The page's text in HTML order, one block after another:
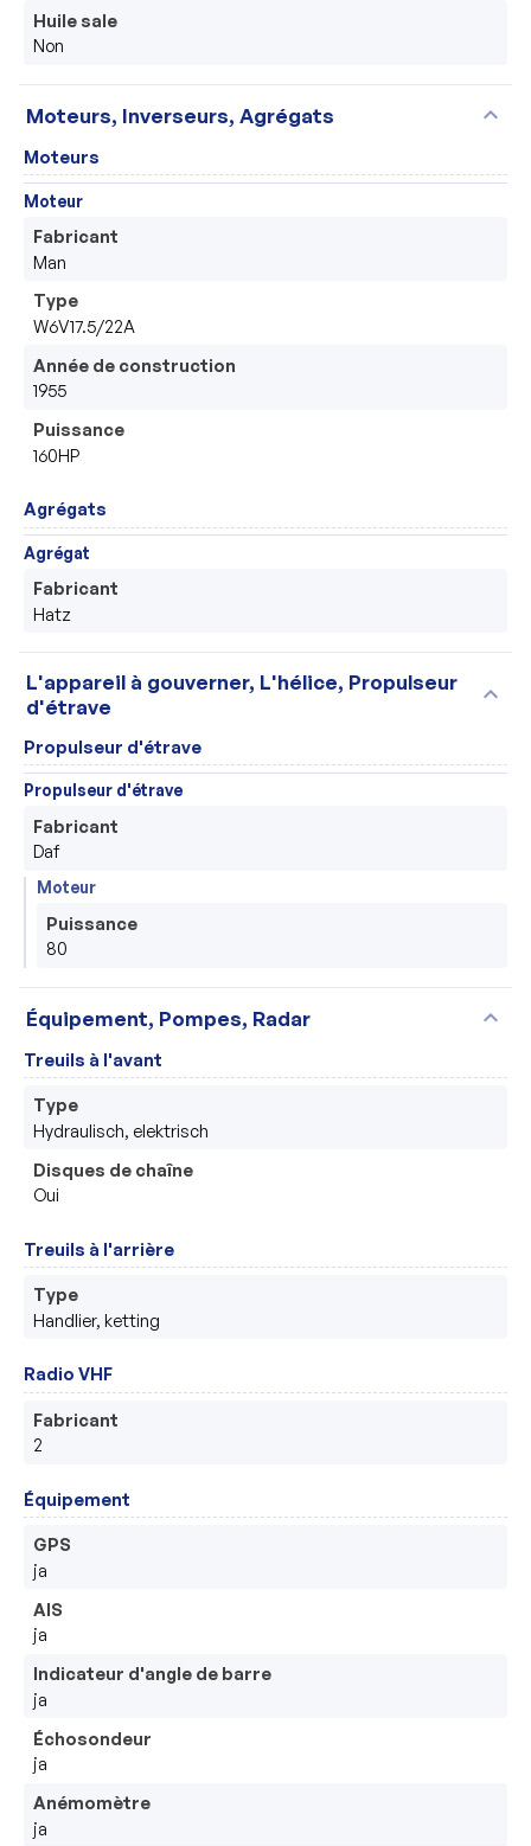
Huile sale
Non
Moteurs, Inverseurs, Agrégats expand_more
Moteurs
Moteur
Fabricant
Man
Type
W6V17.5/22A
Année de construction
1955
Puissance
160HP
Agrégats
Agrégat
Fabricant
Hatz
L'appareil à gouverner, L'hélice, Propulseur
d'étrave
expand_more
Propulseur d'étrave
Propulseur d'étrave
Fabricant
Daf
Moteur
Puissance
80
Équipement, Pompes, Radar expand_more
Treuils à l'avant
Type
Hydraulisch, elektrisch
Disques de chaîne
Oui
Treuils à l'arrière
Type
Handlier, ketting
Radio VHF
Fabricant
2
Équipement
GPS
ja
AIS
ja
Indicateur d'angle de barre
ja
Échosondeur
ja
Anémomètre
ja